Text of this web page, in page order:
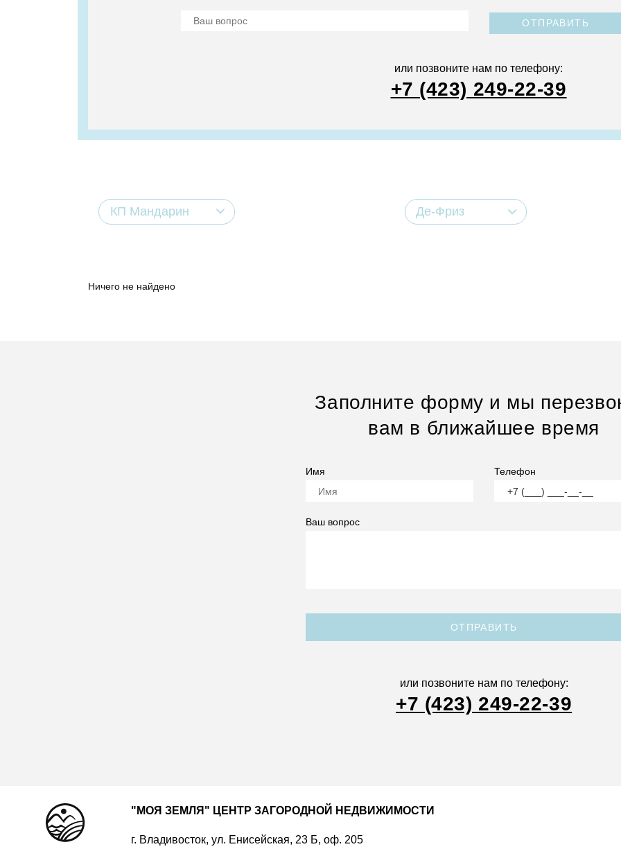
ОТПРАВИТЬ
или позвоните нам по телефону:
+7 (423) 249-22-39
КП Мандарин Де-Фриз
Ничего не найдено
Заполните форму и мы
вам в ближайшее время
Имя Телефон
Ваш вопрос
ОТПРАВИТЬ
или позвоните нам по телефону:
+7 (423) 249-22-39
"МОЯ ЗЕМЛЯ" ЦЕНТР ЗАГОРОДНОЙ НЕДВИЖИМОСТИ
г. Владивосток, ул. Енисейская, 23 Б, оф. 205